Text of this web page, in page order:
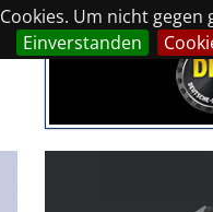
Um nicht
Einverstanden